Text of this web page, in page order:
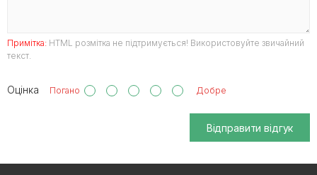
Примітка: HTML розмітка не підтримується! Використовуйте звичайний
текст.
Оцінка Погано Добре
Відправити відгук